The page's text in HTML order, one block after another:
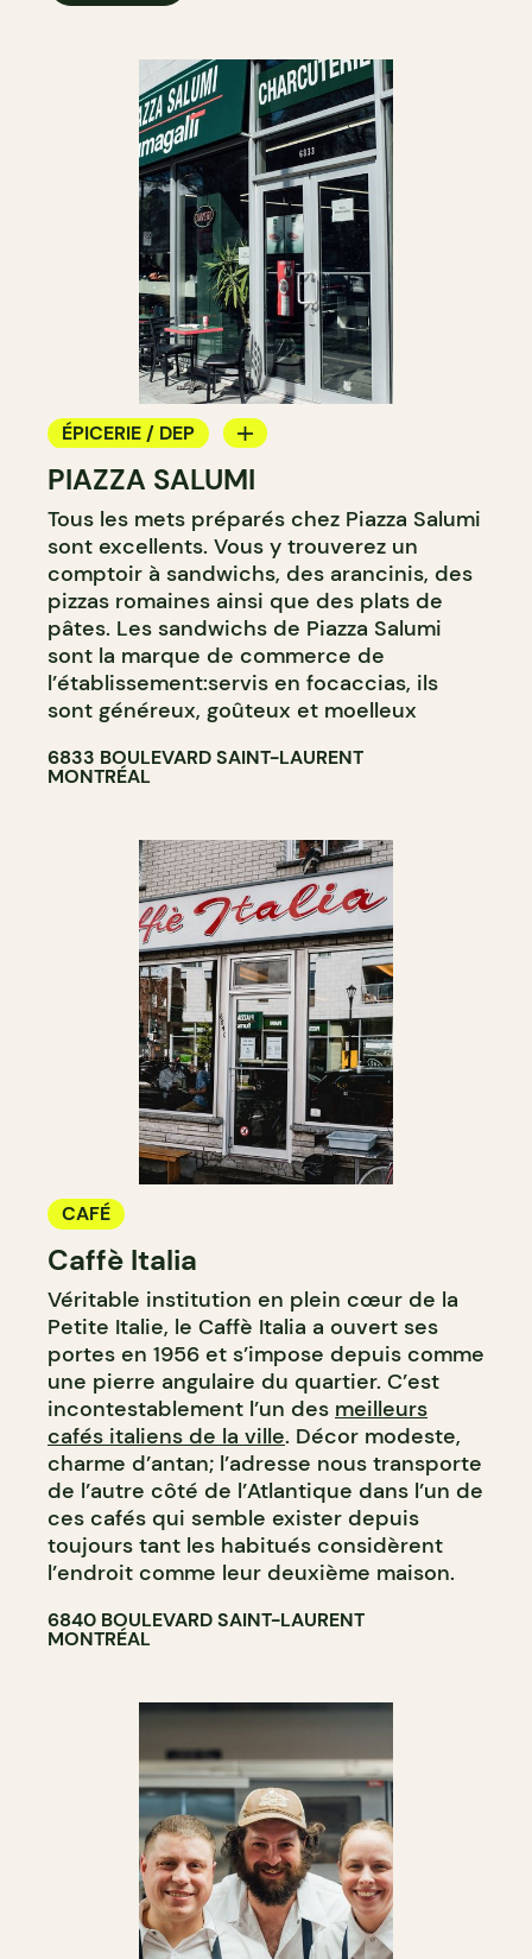
ÉPICERIE / DEP
COMPTOIR
PIAZZA SALUMI
Tous les mets préparés chez Piazza Salumi
sont excellents. Vous y trouverez un
comptoir à sandwichs, des arancinis, des
pizzas romaines ainsi que des plats de
pâtes. Les sandwichs de Piazza Salumi
sont la marque de commerce de
l’établissement:servis en focaccias, ils
sont généreux, goûteux et moelleux
6833 BOULEVARD SAINT-LAURENT
MONTRÉAL
CAFÉ
Caffè Italia
Véritable institution en plein cœur de la
Petite Italie, le Caffè Italia a ouvert ses
portes en 1956 et s’impose depuis comme
une pierre angulaire du quartier. C’est
incontestablement l’un des meilleurs
cafés italiens de la ville. Décor modeste,
charme d’antan; l’adresse nous transporte
de l’autre côté de l’Atlantique dans l’un de
ces cafés qui semble exister depuis
toujours tant les habitués considèrent
l’endroit comme leur deuxième maison.
6840 BOULEVARD SAINT-LAURENT
MONTRÉAL